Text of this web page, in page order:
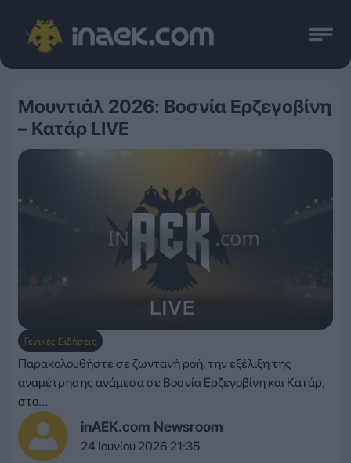
Μουντιάλ 2026: Βοσνία Ερζεγοβίνη
– Κατάρ LIVE
Γενικές Ειδήσεις
inAEK.com Newsroom
24 Ιουνίου 2026 21:35
Παρακολουθήστε σε ζωντανή ροή, την εξέλιξη της
αναμέτρησης ανάμεσα σε Βοσνία Ερζεγοβίνη και Κατάρ,
στο...